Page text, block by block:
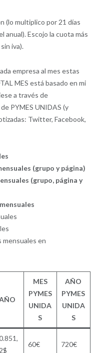
(lo multiplico por 21 días
anual). Escojo la cuota más
iva).
empresa al mes estas
MES está basado en mi
a través de
PYMES UNIDAS (y
Twitter, Facebook,
(grupo y página)
(grupo, página y
mensuales en
MES
PYMES
UNIDA
S
AÑO
PYMES
UNIDA
S
60€ 720€